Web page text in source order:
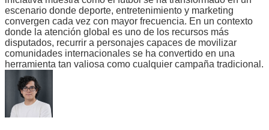
escenario donde deporte, entretenimiento y marketing
convergen cada vez con mayor frecuencia. En un contexto
donde la atención global es uno de los recursos más
disputados, recurrir a personajes capaces de movilizar
comunidades internacionales se ha convertido en una
herramienta tan valiosa como cualquier campaña tradicional.